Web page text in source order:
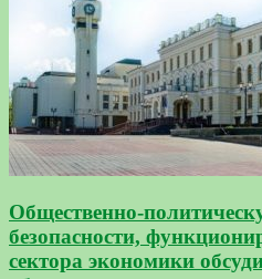
Общественно-
безопасности,
сектора экономики